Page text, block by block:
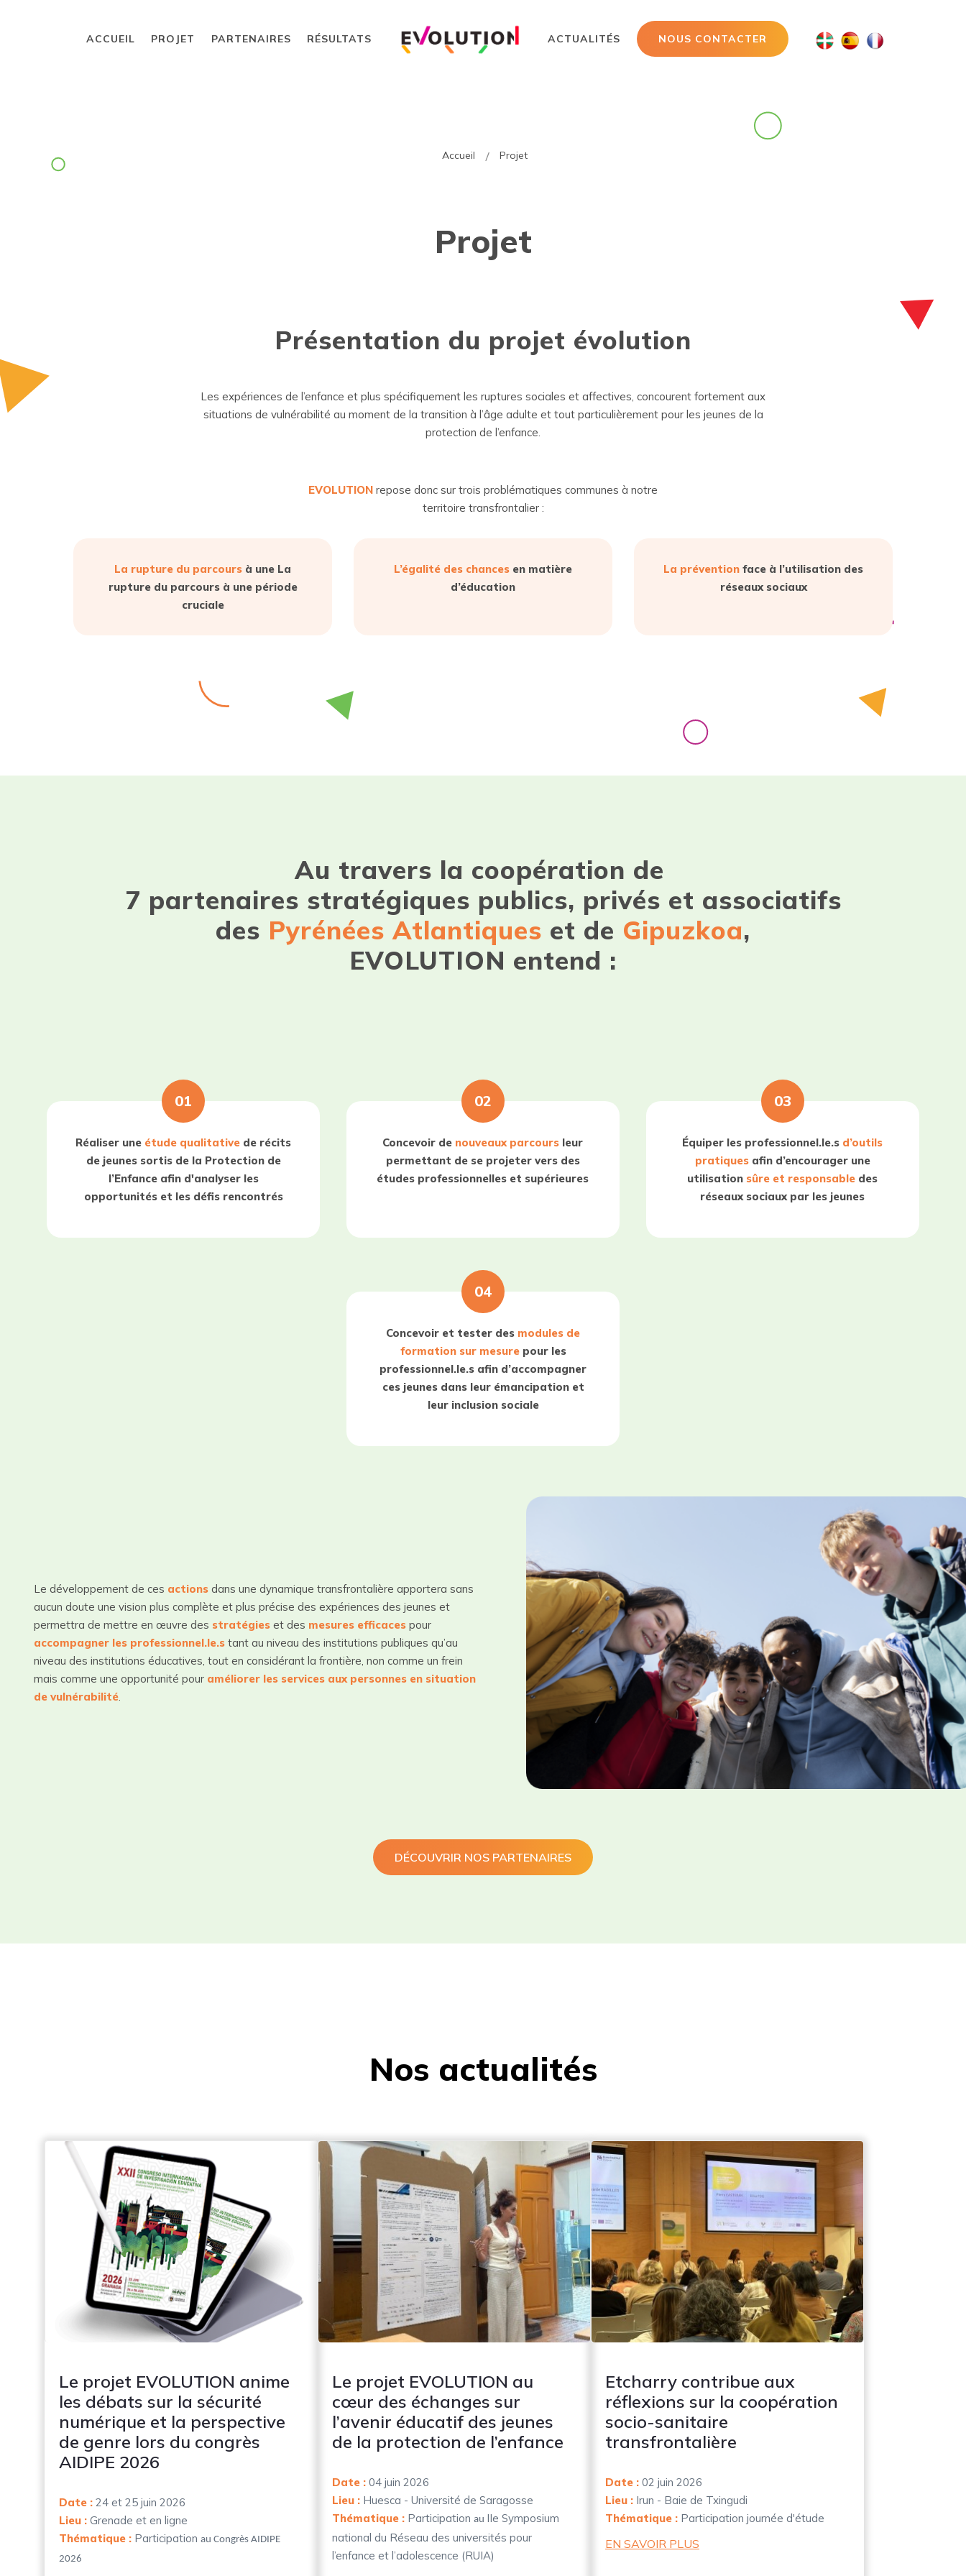
ACCUEIL PROJET PARTENAIRES RÉSULTATS ACTUALITÉS NOUS CONTACTER
Accueil Projet
Projet
Présentation du projet évolution
Les expériences de l’enfance et plus spécifiquement les ruptures sociales et affectives, concourent fortement aux
situations de vulnérabilité au moment de la transition à l’âge adulte et tout particulièrement pour les jeunes de la
protection de l’enfance.
EVOLUTION repose donc sur trois problématiques communes à notre
territoire transfrontalier :
La rupture du parcours à une La
rupture du parcours à une période
cruciale
L’égalité des chances en matière
d’éducation
La prévention face à l’utilisation des
réseaux sociaux
Au travers la coopération de
7 partenaires stratégiques publics, privés et associatifs
des Pyrénées Atlantiques et de Gipuzkoa,
EVOLUTION entend :
01
Réaliser une étude qualitative de récits
de jeunes sortis de la Protection de
l’Enfance afin d'analyser les
opportunités et les défis rencontrés
02
Concevoir de nouveaux parcours leur
permettant de se projeter vers des
études professionnelles et supérieures
03
Équiper les professionnel.le.s d’outils
pratiquesafin d’encourager une
utilisation sûre et responsable des
réseaux sociaux par les jeunes
04
Concevoir et tester des modules de
formation sur mesurepour les
professionnel.le.s afin d’accompagner
ces jeunes dans leur émancipation et
leur inclusion sociale
Le développement de ces actions dans une dynamique transfrontalière apportera sans
aucun doute une vision plus complète et plus précise des expériences des jeunes et
permettra de mettre en œuvre des stratégies et des mesures efficaces pour
accompagner les professionnel.le.s tant au niveau des institutions publiques qu’au
niveau des institutions éducatives, tout en considérant la frontière, non comme un frein
mais comme une opportunité pour améliorer les services aux personnes en situation
de vulnérabilité.
DÉCOUVRIR NOS PARTENAIRES
Nos actualités
Le projet EVOLUTION anime
les débats sur la sécurité
numérique et la perspective
de genre lors du congrès
AIDIPE 2026
Date : 24 et 25 juin 2026
Lieu : Grenade et en ligne
Thématique : Participation au Congrès AIDIPE
2026
Le projet EVOLUTION au
cœur des échanges sur
l’avenir éducatif des jeunes
de la protection de l’enfance
Date : 04 juin 2026
Lieu : Huesca - Université de Saragosse
Thématique : Participation au IIe Symposium
national du Réseau des universités pour
l’enfance et l’adolescence (RUIA)
Etcharry contribue aux
réflexions sur la coopération
socio-sanitaire
transfrontalière
Date : 02 juin 2026
Lieu : Irun - Baie de Txingudi
Thématique : Participation journée d'étude
EN SAVOIR PLUS